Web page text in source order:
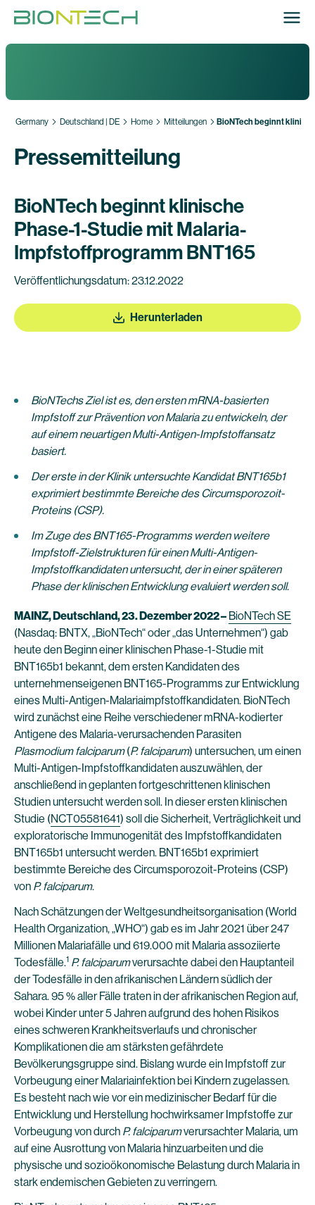
Germany Deutschland | DE Home Mitteilungen BioNTech beginnt
Pressemitteilung
BioNTech beginnt klinische
Phase-1-Studie mit Malaria-
Impfstoffprogramm BNT165
Veröffentlichungsdatum: 23.12.2022
Herunterladen
BioNTechs Ziel ist es, den ersten mRNA-basierten
Impfstoff zur Prävention von Malaria zu entwickeln, der
auf einem neuartigen Multi-Antigen-Impfstoffansatz
basiert.
Der erste in der Klinik untersuchte Kandidat BNT165b1
exprimiert bestimmte Bereiche des Circumsporozoit-
Proteins (CSP).
Im Zuge des BNT165-Programms werden weitere
Impfstoff-Zielstrukturen für einen Multi-Antigen-
Impfstoffkandidaten untersucht, der in einer späteren
Phase der klinischen Entwicklung evaluiert werden soll.
MAINZ, Deutschland, 23. Dezember 2022 – BioNTech SE
(Nasdaq: BNTX, „BioNTech“ oder „das Unternehmen“) gab
heute den Beginn einer klinischen Phase-1-Studie mit
BNT165b1 bekannt, dem ersten Kandidaten des
unternehmenseigenen BNT165-Programms zur Entwicklung
eines Multi-Antigen-Malariaimpfstoffkandidaten. BioNTech
wird zunächst eine Reihe verschiedener mRNA-kodierter
Antigene des Malaria-verursachenden Parasiten
Plasmodium falciparum(P. falciparum) untersuchen, um einen
Multi-Antigen-Impfstoffkandidaten auszuwählen, der
anschließend in geplanten fortgeschrittenen klinischen
Studien untersucht werden soll. In dieser ersten klinischen
Studie (NCT05581641) soll die Sicherheit, Verträglichkeit und
exploratorische Immunogenität des Impfstoffkandidaten
BNT165b1 untersucht werden. BNT165b1 exprimiert
bestimmte Bereiche des Circumsporozoit-Proteins (CSP)
von P. falciparum.
Nach Schätzungen der Weltgesundheitsorganisation (World
Health Organization, „WHO“) gab es im Jahr 2021 über 247
Millionen Malariafälle und 619.000 mit Malaria assoziierte
Todesfälle.1 P. falciparumverursachte dabei den Hauptanteil
der Todesfälle in den afrikanischen Ländern südlich der
Sahara. 95 % aller Fälle traten in der afrikanischen Region auf,
wobei Kinder unter 5 Jahren aufgrund des hohen Risikos
eines schweren Krankheitsverlaufs und chronischer
Komplikationen die am stärksten gefährdete
Bevölkerungsgruppe sind. Bislang wurde ein Impfstoff zur
Vorbeugung einer Malariainfektion bei Kindern zugelassen.
Es besteht nach wie vor ein medizinischer Bedarf für die
Entwicklung und Herstellung hochwirksamer Impfstoffe zur
Vorbeugung von durch P. falciparumverursachter Malaria, um
auf eine Ausrottung von Malaria hinzuarbeiten und die
physische und sozioökonomische Belastung durch Malaria in
stark endemischen Gebieten zu verringern.